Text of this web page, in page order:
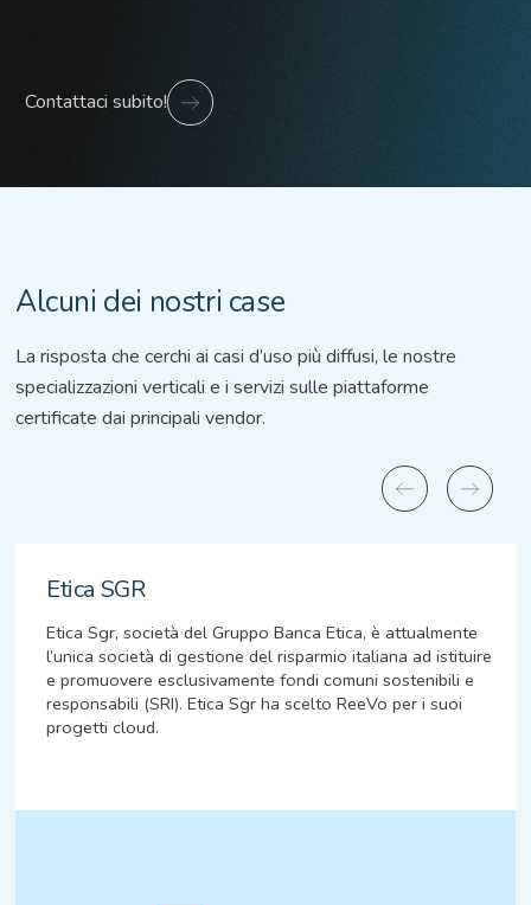
Contattaci subito!
Alcuni dei nostri case
La risposta che cerchi ai casi d’uso più diffusi, le nostre
specializzazioni verticali e i servizi sulle piattaforme
certificate dai principali vendor.
Etica SGR
Etica Sgr, società del Gruppo Banca Etica, è attualmente
l’unica società di gestione del risparmio italiana ad istituire
e promuovere esclusivamente fondi comuni sostenibili e
responsabili (SRI). Etica Sgr ha scelto ReeVo per i suoi
progetti cloud.